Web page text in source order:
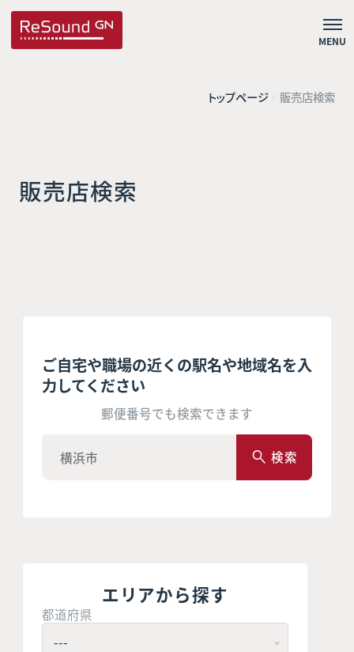
MENU
トップページ 販売店検索
販売店検索
ご自宅や職場の近くの駅名や地域名を入
力してください
郵便番号でも検索できます
検索
エリアから探す
都道府県